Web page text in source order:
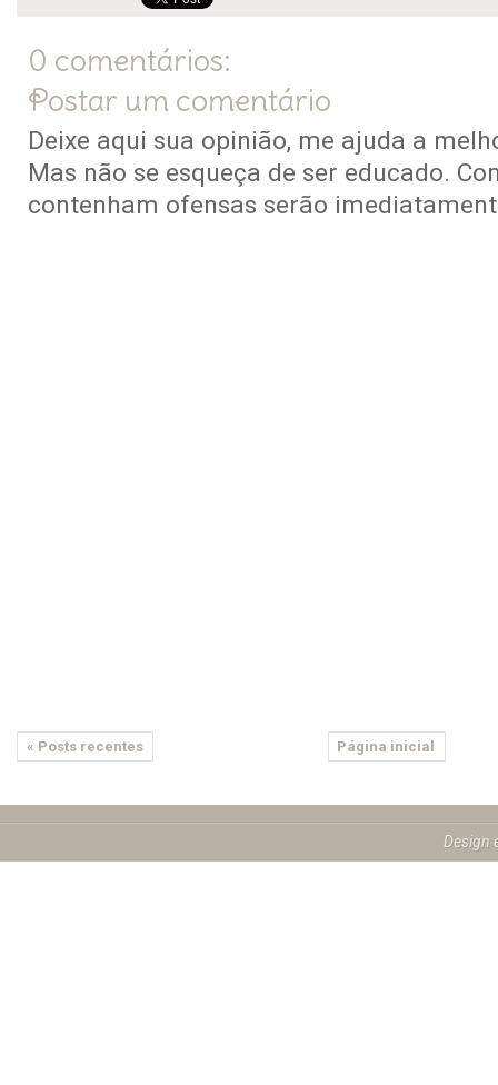
0 comentários:
Postar um comentário
Deixe aqui sua opinião, me ajuda a
Mas não se esqueça de ser educado.
contenham ofensas serão
« Posts recentes Página inicial
Design